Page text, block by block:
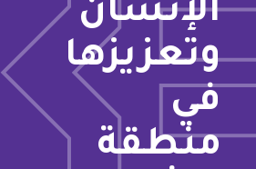
الإنسان
وتعزيزها
في
منطقة